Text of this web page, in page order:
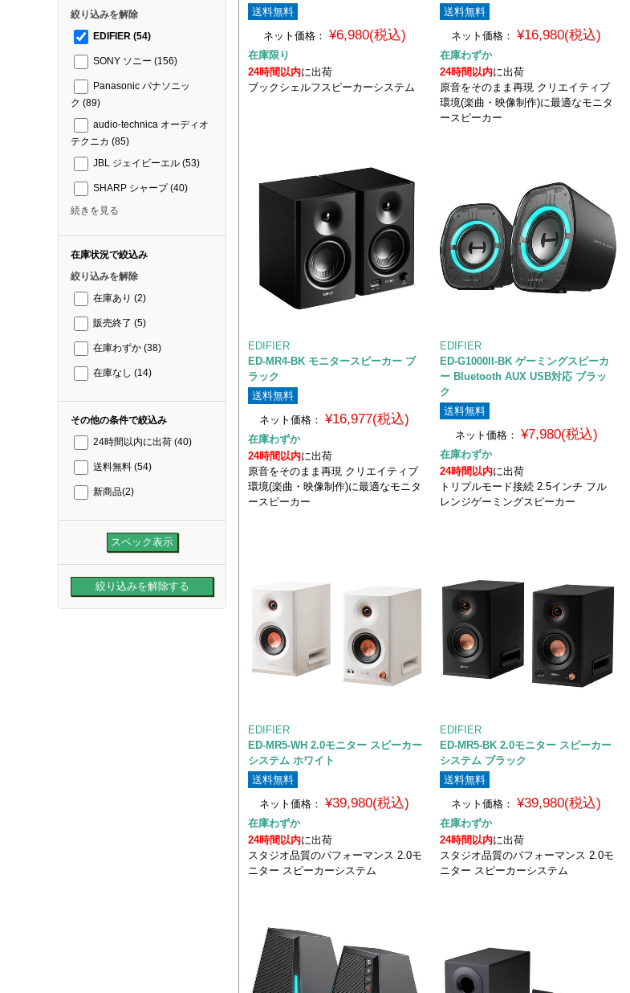
絞り込みを解除
EDIFIER (54)
SONY ソニー (156)
Panasonic パナソニッ
ク (89)
audio-technica オーディオ
テクニカ (85)
JBL ジェイビーエル (53)
SHARP シャープ(40)
続きを見る
在庫状況で絞込み
絞り込みを解除
在庫あり (2)
販売終了 (5)
在庫わずか (38)
在庫なし (14)
その他の条件で絞込み
24時間以内に出荷 (40)
送料無料 (54)
新商品(2)
送料無料
ネット価格： ¥6,980(税込)
在庫限り
24時間以内に出荷
ブックシェルフスピーカーシステム
送料無料
ネット価格：
¥16,980(税込)
在庫わずか
24時間以内に出荷
原音をそのまま再現 クリエイティブ
環境(楽曲・映像制作)に最適なモニタ
ースピーカー
EDIFIER
ED-MR4-BK モニタースピーカー ブ
ラック
送料無料
ネット価格：
¥16,977(税込)
在庫わずか
24時間以内に出荷
原音をそのまま再現 クリエイティブ
環境(楽曲・映像制作)に最適なモニタ
ースピーカー
EDIFIER
ED-G1000II-BK ゲーミングスピーカ
ー Bluetooth AUX USB対応 ブラッ
ク
送料無料
ネット価格： ¥7,980(税込)
在庫わずか
24時間以内に出荷
トリプルモード接続 2.5インチ フル
レンジゲーミングスピーカー
EDIFIER
ED-MR5-WH 2.0モニター スピーカー
システム ホワイト
送料無料
ネット価格：
¥39,980(税込)
在庫わずか
24時間以内に出荷
スタジオ品質のパフォーマンス 2.0モ
ニター スピーカーシステム
EDIFIER
ED-MR5-BK 2.0モニター スピーカー
システム ブラック
送料無料
ネット価格：
¥39,980(税込)
在庫わずか
24時間以内に出荷
スタジオ品質のパフォーマンス 2.0モ
ニター スピーカーシステム